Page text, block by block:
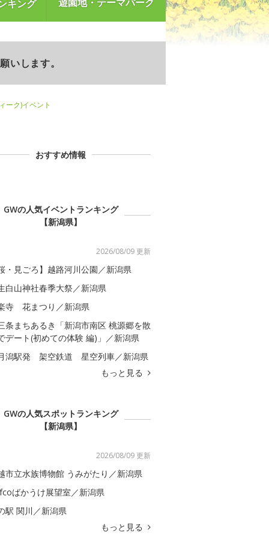
キング
いします。
ーク)イベント
おすすめ情報
GWの人気イベントランキング
【新潟県】
2026/08/09 更新
・見ごろ】越路河川公園／新潟県
白山神社春季大祭／新潟県
寺 花まつり／新潟県
条まちあるき「新潟市南区 桃源郷を散
デート(初めての体験 編)」／新潟県
潟駅発 架空鉄道 星空列車／新潟県
もっと見る
GWの人気スポットランキング
【新潟県】
2026/08/09 更新
市立水族博物館 うみがたり／新潟県
ばかうけ展望室／新潟県
駅 関川／新潟県
もっと見る